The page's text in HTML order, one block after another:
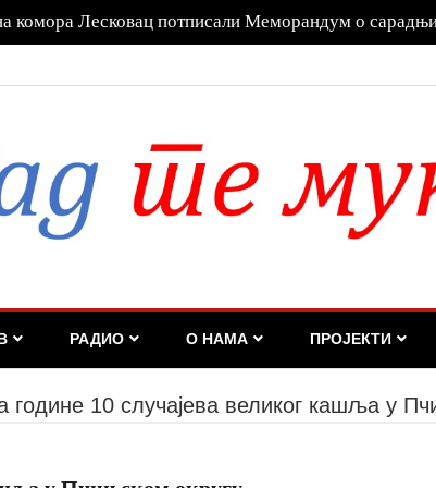
Дубравка Ђедовић Хандановић
РАДИО О НАМА ПРОЈЕКТИ
године 10 случајева великог кашља у